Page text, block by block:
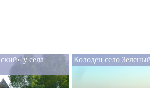
у села
Колодец село